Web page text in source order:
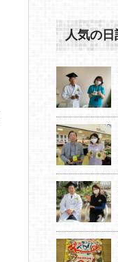
人気の日